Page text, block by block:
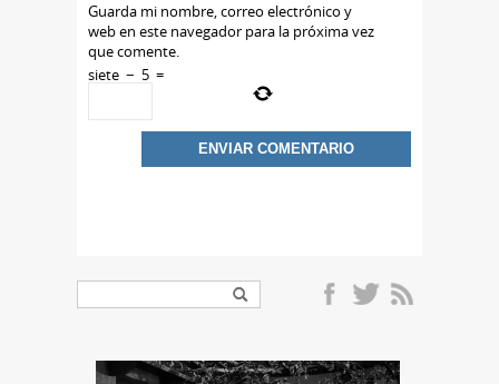
Guarda mi nombre, correo electrónico y
web en este navegador para la próxima vez
que comente.
siete − 5 =